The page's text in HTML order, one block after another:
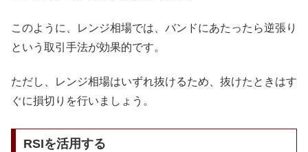
このように、レンジ相場では、バンドにあたったら逆張り
という取引手法が効果的です。
ただし、レンジ相場はいずれ抜けるため、抜けたときはす
ぐに損切りを行いましょう。
RSIを活用する